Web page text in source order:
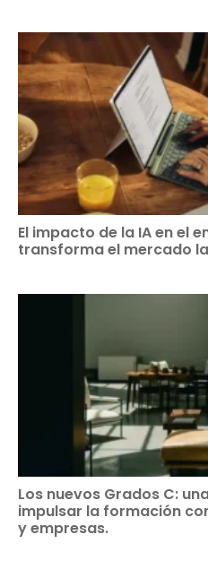
El impacto de la IA en el
transforma el mercado
Los nuevos Grados C:
impulsar la formación
y empresas.